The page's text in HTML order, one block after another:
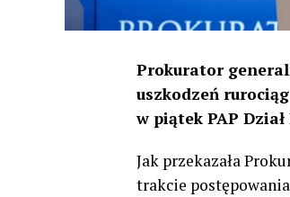
Prokurator
uszkodzeń
w piątek PAP
Jak przekazała
trakcie